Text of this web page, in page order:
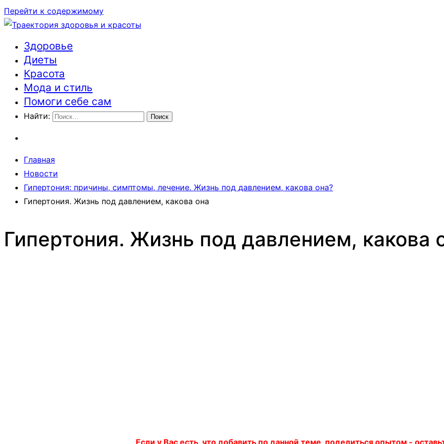
Перейти к содержимому
Траектория здоровья и красоты
Здоровье
Диеты
Красота
Мода и стиль
Помоги себе сам
Найти:
Главная
Новости
Гипертония: причины, симптомы, лечение. Жизнь под давлением, какова она?
Гипертония. Жизнь под давлением, какова она
Гипертония. Жизнь под давлением, какова